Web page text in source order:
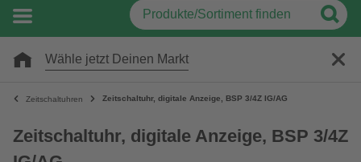
Wähle jetzt Deinen Markt
Zeitschaltuhren Zeitschaltuhr, digitale Anzeige, BSP 3/4Z IG/AG
Zeitschaltuhr, digitale Anzeige, BSP 3/4Z